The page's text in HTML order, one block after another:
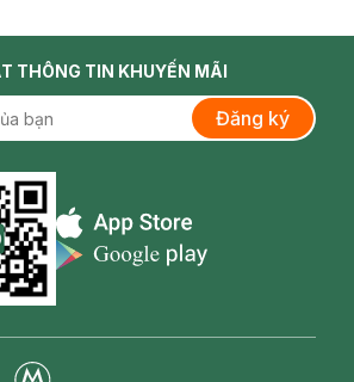
THÔNG TIN KHUYẾN MÃI
Đăng ký
Appstore icon